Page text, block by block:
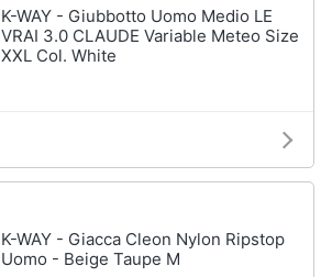
K-WAY - Giubbotto Uomo Medio LE
VRAI 3.0 CLAUDE Variable Meteo Size
XXL Col. White
K-WAY - Giacca Cleon Nylon Ripstop
Uomo - Beige Taupe M